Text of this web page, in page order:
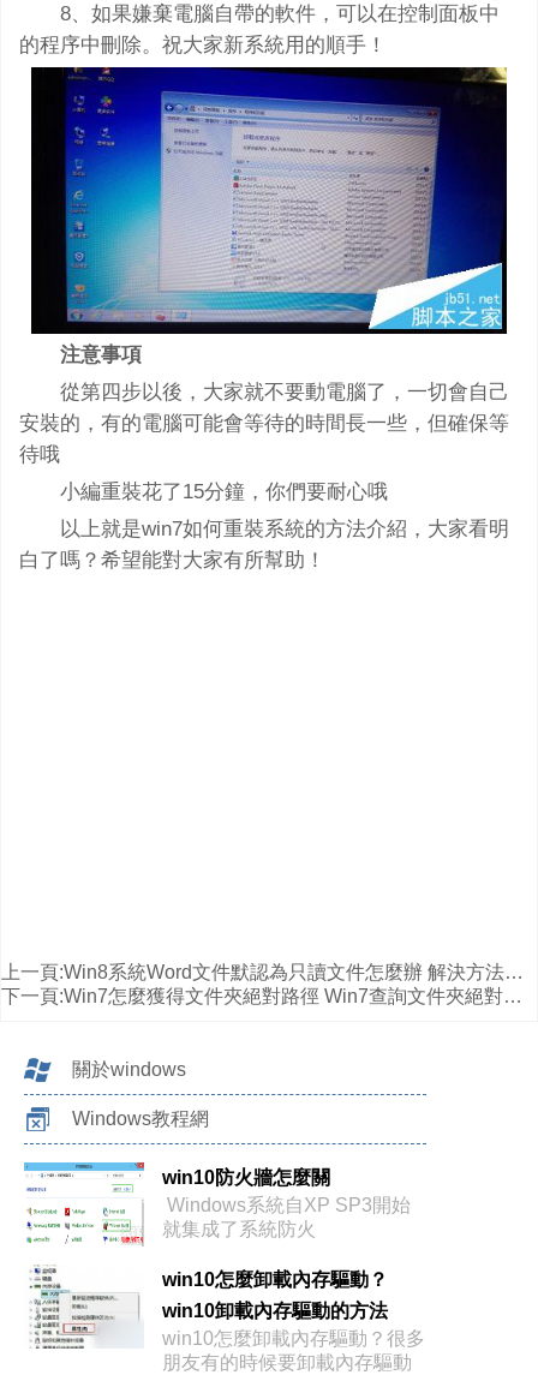
8、如果嫌棄電腦自帶的軟件，可以在控制面板中
的程序中刪除。祝大家新系統用的順手！
注意事項
從第四步以後，大家就不要動電腦了，一切會自己
安裝的，有的電腦可能會等待的時間長一些，但確保等
待哦
小編重裝花了15分鐘，你們要耐心哦
以上就是win7如何重裝系統的方法介紹，大家看明
白了嗎？希望能對大家有所幫助！
上一頁:Win8系統Word文件默認為只讀文件怎麼辦 解決方法介紹
下一頁:Win7怎麼獲得文件夾絕對路徑 Win7查詢文件夾絕對路徑圖文教程
關於windows
Windows教程網
win10防火牆怎麼關
Windows系統自XP SP3開始
就集成了系統防火
win10怎麼卸載內存驅動？
win10卸載內存驅動的方法
win10怎麼卸載內存驅動？很多
朋友有的時候要卸載內存驅動